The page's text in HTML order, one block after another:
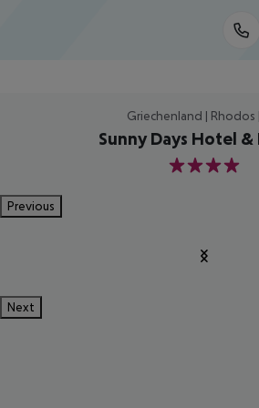
Griechenland | Rhodos
Sunny Days Hotel &
4
Previous
Next